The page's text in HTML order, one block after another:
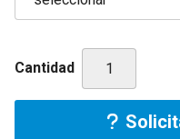
Cantidad